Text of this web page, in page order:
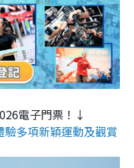
電子門票！↓
多項新穎運動及觀賞